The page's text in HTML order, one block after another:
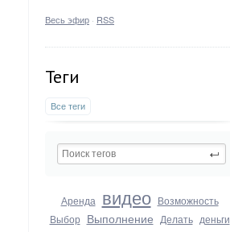
Весь эфир · RSS
Теги
Все теги
Аренда видео Возможность
Выбор Выполнение Делать деньги